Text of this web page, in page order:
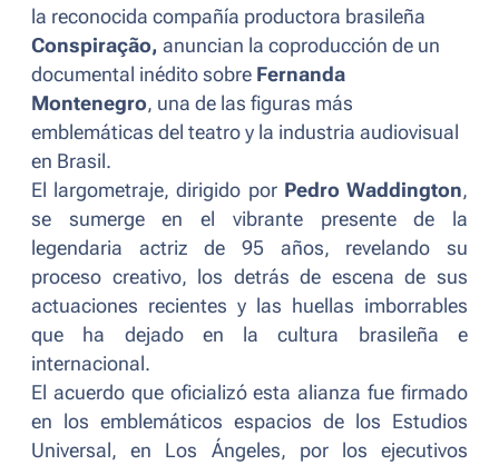
la reconocida compañía productora brasileña
Conspiração, anuncian la coproducción de un
documental inédito sobre Fernanda
Montenegro, una de las figuras más
emblemáticas del teatro y la industria audiovisual
en Brasil.
El largometraje, dirigido por Pedro Waddington,
se sumerge en el vibrante presente de la
legendaria actriz de 95 años, revelando su
proceso creativo, los detrás de escena de sus
actuaciones recientes y las huellas imborrables
que ha dejado en la cultura brasileña e
internacional.
El acuerdo que oficializó esta alianza fue firmado
en los emblemáticos espacios de los Estudios
Universal, en Los Ángeles, por los ejecutivos